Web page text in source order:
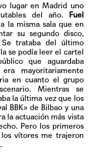
lugar en Madrid uno
del año. Fuel
la misma sala que en
su segundo disco,
Se trataba del último
se podía leer el cartel
que aguardaba
mayoritariamente
en cuanto el grupo
Mientras se
la última vez que los
BBK» de Bilbao y una
la actuación más vista
Pero los primeros
vítores me trajeron